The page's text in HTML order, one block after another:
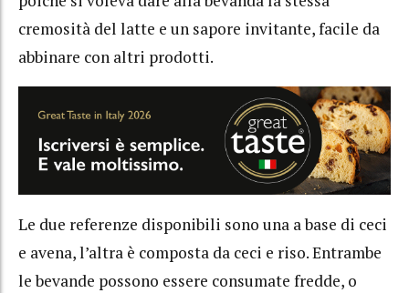
cremosità del latte e un sapore invitante, facile da
abbinare con altri prodotti.
Le due referenze disponibili sono una a base di ceci
e avena, l’altra è composta da ceci e riso. Entrambe
le bevande possono essere consumate fredde, o